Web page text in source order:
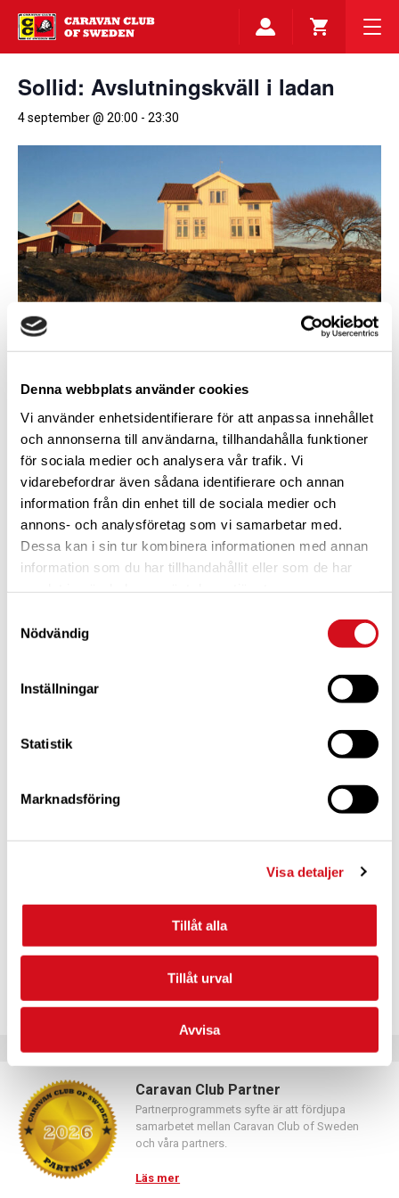
Denna webbplats använder cookies
Vi använder enhetsidentifierare för att anpassa innehållet
och annonserna till användarna, tillhandahålla funktioner
för sociala medier och analysera vår trafik. Vi
vidarebefordrar även sådana identifierare och annan
information från din enhet till de sociala medier och
annons- och analysföretag som vi samarbetar med.
Dessa kan i sin tur kombinera informationen med annan
information som du har tillhandahållit eller som de har
Nödvändig
Inställningar
Statistik
Marknadsföring
Visa detaljer
Tillåt alla
Tillåt urval
Avvisa
Sollid: Avslutningskväll i ladan
4 september @ 20:00 - 23:30
Avslutningskväll i ladan
Datum:
4 september
Tid:
20:00 - 23:30
Webbplats:
ARRANGÖR
Caravan club Sollids
camping
E-post
sollid@caravanclub.se
Visa Arrangör-webbplats
Visa Plats-webbplats
Caravan Club Partner
Partnerprogrammets syfte är att fördjupa
samarbetet mellan Caravan Club of Sweden
och våra partners.
Läs mer